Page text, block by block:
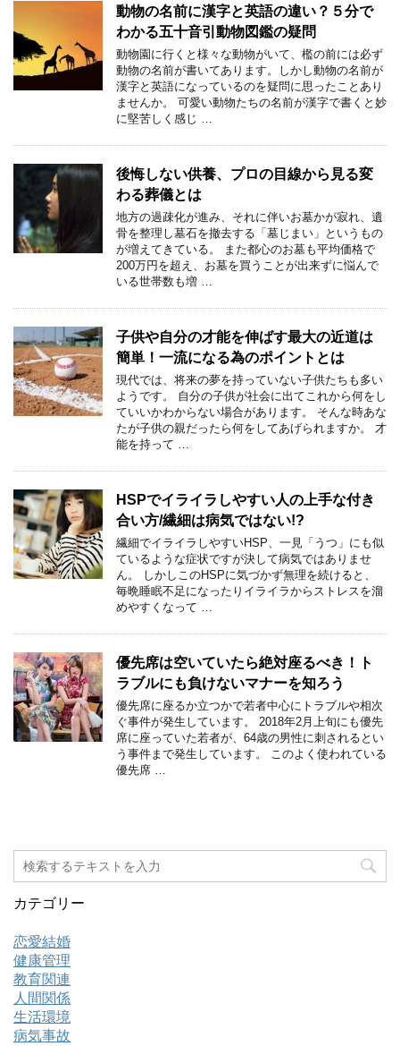
動物の名前に漢字と英語の違い？５分で
わかる五十音引動物図鑑の疑問
動物園に行くと様々な動物がいて、檻の前には必ず
動物の名前が書いてあります。しかし動物の名前が
漢字と英語になっているのを疑問に思ったことあり
ませんか。 可愛い動物たちの名前が漢字で書くと妙
に堅苦しく感じ …
後悔しない供養、プロの目線から見る変
わる葬儀とは
地方の過疎化が進み、それに伴いお墓かが寂れ、遺
骨を整理し墓石を撤去する「墓じまい」というもの
が増えてきている。 また都心のお墓も平均価格で
200万円を超え、お墓を買うことが出来ずに悩んで
いる世帯数も増 …
子供や自分の才能を伸ばす最大の近道は
簡単！一流になる為のポイントとは
現代では、将来の夢を持っていない子供たちも多い
ようです。 自分の子供が社会に出てこれから何をし
ていいかわからない場合があります。 そんな時あな
たが子供の親だったら何をしてあげられますか。 才
能を持って …
HSPでイライラしやすい人の上手な付き
合い方/繊細は病気ではない!?
繊細でイライラしやすいHSP、一見「うつ」にも似
ているような症状ですが決して病気ではありませ
ん。 しかしこのHSPに気づかず無理を続けると、
毎晩睡眠不足になったりイライラからストレスを溜
めやすくなって …
優先席は空いていたら絶対座るべき！ト
ラブルにも負けないマナーを知ろう
優先席に座るか立つかで若者中心にトラブルや相次
ぐ事件が発生しています。 2018年2月上旬にも優先
席に座っていた若者が、64歳の男性に刺されるとい
う事件まで発生しています。 このよく使われている
優先席 …
カテゴリー
恋愛結婚
健康管理
教育関連
人間関係
生活環境
病気事故